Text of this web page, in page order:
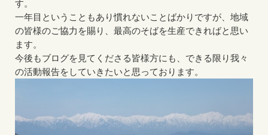
す。
一年目ということもあり慣れないことばかりですが、地域
の皆様のご協力を賜り、最高のそばを生産できればと思い
ます。
今後もブログを見てくださる皆様方にも、できる限り我々
の活動報告をしていきたいと思っております。